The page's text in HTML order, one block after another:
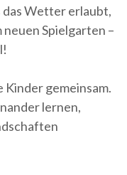
das Wetter erlaubt,
Spielgarten –
gemeinsam.
lernen,